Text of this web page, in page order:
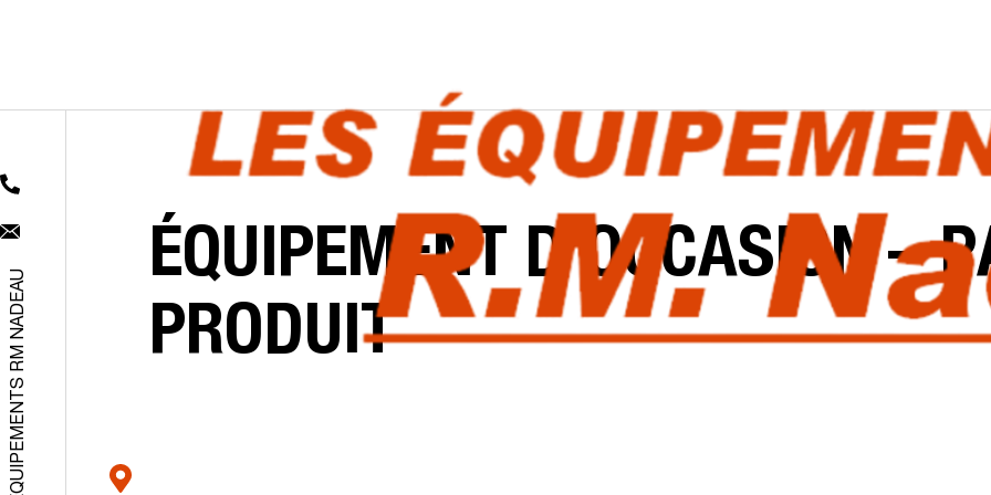
ÉQUIPEMENTS RM NADEAU
ÉQUIPEMENT D’OCCASION –
PRODUIT